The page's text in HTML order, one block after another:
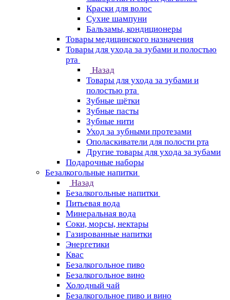
Краски для волос
Сухие шампуни
Бальзамы, кондиционеры
Товары медицинского назначения
Товары для ухода за зубами и полостью
рта
Назад
Товары для ухода за зубами и
полостью рта
Зубные щётки
Зубные пасты
Зубные нити
Уход за зубными протезами
Ополаскиватели для полости рта
Другие товары для ухода за зубами
Подарочные наборы
Безалкогольные напитки
Назад
Безалкогольные напитки
Питьевая вода
Минеральная вода
Соки, морсы, нектары
Газированные напитки
Энергетики
Квас
Безалкогольное пиво
Безалкогольное вино
Холодный чай
Безалкогольное пиво и вино